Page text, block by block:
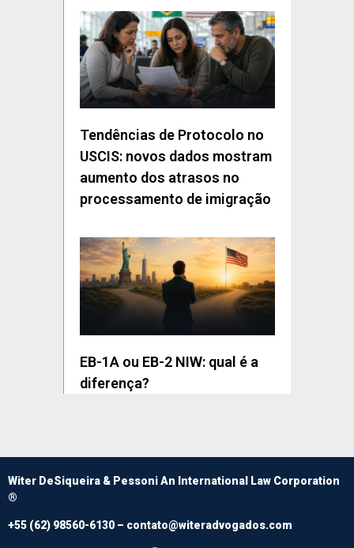
Tendências de Protocolo no
USCIS: novos dados mostram
aumento dos atrasos no
processamento de imigração
EB-1A ou EB-2 NIW: qual é a
diferença?
Witer DeSiqueira & Pessoni An International Law Corporation
®
+55 (62) 98560-6130 – contato@witeradvogados.com